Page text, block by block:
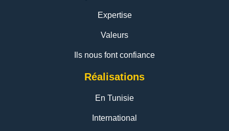
Expertise
Valeurs
Ils nous font confiance
Réalisations
En Tunisie
International